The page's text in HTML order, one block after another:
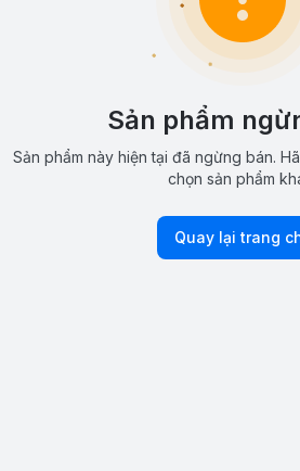
Sản phẩm
Sản phẩm này hiện tại đã ngừng bán.
chọn sản phẩm
Quay lại trang